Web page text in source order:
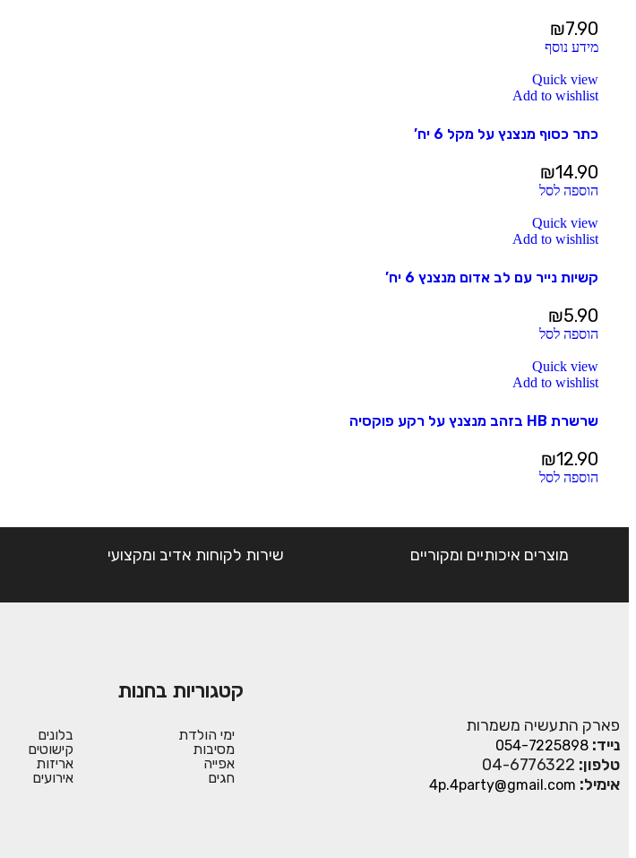
₪7.90
מידע נוסף
Quick view
Add to wishlist
כתר כסוף מנצנץ על מקל 6 יח’
₪14.90
הוספה לסל
Quick view
Add to wishlist
קשיות נייר עם לב אדום מנצנץ 6 יח’
₪5.90
הוספה לסל
Quick view
Add to wishlist
שרשרת HB בזהב מנצנץ על רקע פוקסיה
₪12.90
הוספה לסל
מוצרים איכותיים ומקוריים שירות לקוחות אדיב ומקצועי
פארק התעשיה משמרות
נייד: 054-7225898
טלפון: 04-6776322
אימיל: 4p.4party@gmail.com
קטגוריות בחנות
ימי הולדת
מסיבות
אפייה
חגים
בלונים
קישוטים
אריזות
אירועים